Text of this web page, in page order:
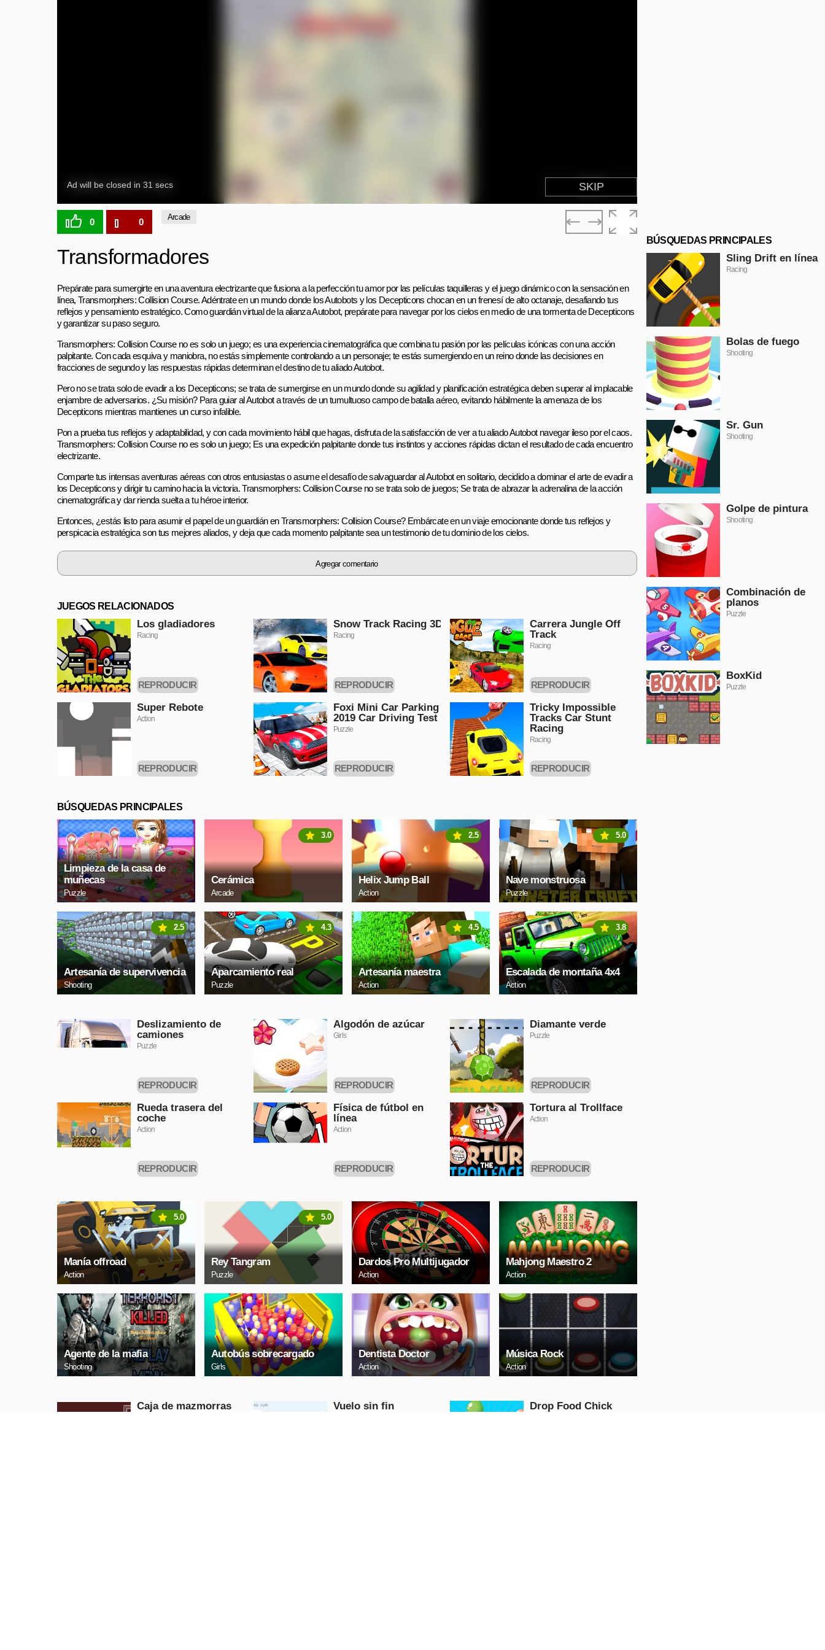
0 0 Arcade
Transformadores
Prepárate para sumergirte en una aventura electrizante que fusiona a la perfección tu amor por las películas taquilleras y el juego dinámico con la sensación en
línea, Transmorphers: Collision Course. Adéntrate en un mundo donde los Autobots y los Decepticons chocan en un frenesí de alto octanaje, desafiando tus
reflejos y pensamiento estratégico. Como guardián virtual de la alianza Autobot, prepárate para navegar por los cielos en medio de una tormenta de Decepticons
y garantizar su paso seguro.
Transmorphers: Collision Course no es solo un juego; es una experiencia cinematográfica que combina tu pasión por las películas icónicas con una acción
palpitante. Con cada esquiva y maniobra, no estás simplemente controlando a un personaje; te estás sumergiendo en un reino donde las decisiones en
fracciones de segundo y las respuestas rápidas determinan el destino de tu aliado Autobot.
Pero no se trata solo de evadir a los Decepticons; se trata de sumergirse en un mundo donde su agilidad y planificación estratégica deben superar al implacable
enjambre de adversarios. ¿Su misión? Para guiar al Autobot a través de un tumultuoso campo de batalla aéreo, evitando hábilmente la amenaza de los
Decepticons mientras mantienes un curso infalible.
Pon a prueba tus reflejos y adaptabilidad, y con cada movimiento hábil que hagas, disfruta de la satisfacción de ver a tu aliado Autobot navegar ileso por el caos.
Transmorphers: Collision Course no es solo un juego; Es una expedición palpitante donde tus instintos y acciones rápidas dictan el resultado de cada encuentro
electrizante.
Comparte tus intensas aventuras aéreas con otros entusiastas o asume el desafío de salvaguardar al Autobot en solitario, decidido a dominar el arte de evadir a
los Decepticons y dirigir tu camino hacia la victoria. Transmorphers: Collision Course no se trata solo de juegos; Se trata de abrazar la adrenalina de la acción
cinematográfica y dar rienda suelta a tu héroe interior.
Entonces, ¿estás listo para asumir el papel de un guardián en Transmorphers: Collision Course? Embárcate en un viaje emocionante donde tus reflejos y
perspicacia estratégica son tus mejores aliados, y deja que cada momento palpitante sea un testimonio de tu dominio de los cielos.
Agregar comentario
JUEGOS RELACIONADOS
Los gladiadores
Racing
REPRODUCIR
Snow Track Racing 3D
Racing
REPRODUCIR
Carrera Jungle Off
Track
Racing
REPRODUCIR
Super Rebote
Action
REPRODUCIR
Foxi Mini Car Parking
2019 Car Driving Test
Puzzle
REPRODUCIR
Tricky Impossible
Tracks Car Stunt
Racing
Racing
REPRODUCIR
BÚSQUEDAS PRINCIPALES
Limpieza de la casa de
muñecas
Puzzle
Cerámica
Arcade
3.0
Helix Jump Ball
Action
2.5
Nave monstruosa
Puzzle
5.0
Artesanía de supervivencia
Shooting
2.5
Aparcamiento real
Puzzle
4.3
Artesanía maestra
Action
4.5
Escalada de montaña 4x4
Action
3.8
Deslizamiento de
camiones
Puzzle
REPRODUCIR
Algodón de azúcar
Girls
REPRODUCIR
Diamante verde
Puzzle
REPRODUCIR
Rueda trasera del
coche
Action
REPRODUCIR
Física de fútbol en
línea
Action
REPRODUCIR
Tortura al Trollface
Action
REPRODUCIR
Manía offroad
Action
5.0
Rey Tangram
Puzzle
5.0
Dardos Pro Multijugador
Action
Mahjong Maestro 2
Action
Agente de la mafia
Shooting
Autobús sobrecargado
Girls
Dentista Doctor
Action
Música Rock
Action
Caja de mazmorras Vuelo sin fin Drop Food Chick
BÚSQUEDAS PRINCIPALES
Sling Drift en línea
Racing
Bolas de fuego
Shooting
Sr. Gun
Shooting
Golpe de pintura
Shooting
Combinación de
planos
Puzzle
BoxKid
Puzzle